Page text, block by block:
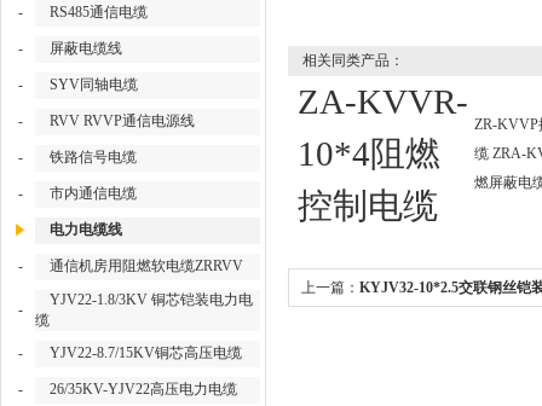
- RS485通信电缆
- 屏蔽电缆线
- SYV同轴电缆
- RVV RVVP通信电源线
- 铁路信号电缆
- 市内通信电缆
电力电缆线
- 通信机房用阻燃软电缆ZRRVV
-
YJV22-1.8/3KV 铜芯铠装电力电
缆
-
YJV22-8.7/15KV铜芯高压电缆
- 26/35KV-YJV22高压电力电缆
相关同类产品：
ZA-KVVR-
10*4阻燃
控制电缆
ZR-KVVP
缆 ZRA-
燃屏蔽电
上一篇： KYJV32-10*2.5交联钢丝铠